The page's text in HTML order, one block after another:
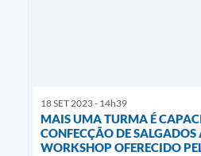
18 SET 2023 - 14h39
MAIS UMA TURMA É
CONFECÇÃO DE SALGADOS
WORKSHOP OFERECIDO